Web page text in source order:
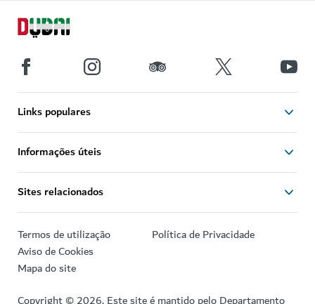
Links populares
Informações úteis
Sites relacionados
Termos de utilização
Política de Privacidade
Aviso de Cookies
Mapa do site
Copyright © 2026. Este site é mantido pelo Departamento